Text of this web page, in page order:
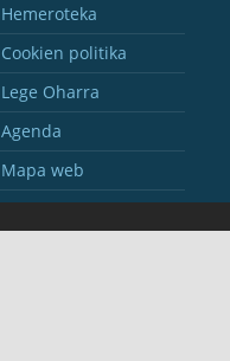
Hemeroteka
Cookien politika
Lege Oharra
Agenda
Mapa web